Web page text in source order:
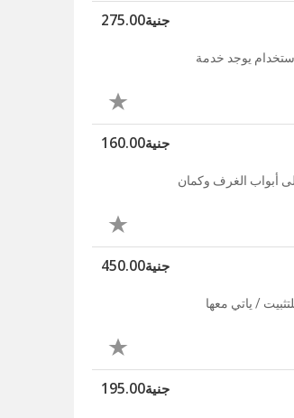
يوجد خدمة
جنية275.00
أبواب الغرف وكمان
جنية160.00
/ ياتي معها
جنية450.00
جنية195.00